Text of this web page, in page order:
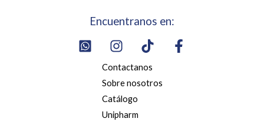
Encuentranos en:
Contactanos
Sobre nosotros
Catálogo
Unipharm